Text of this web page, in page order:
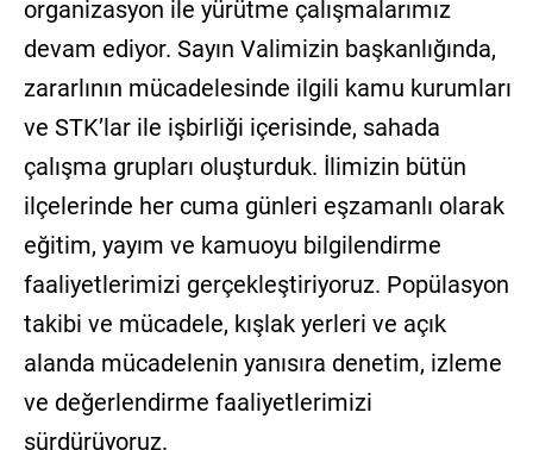
organizasyon ile yürütme çalışmalarımız
devam ediyor. Sayın Valimizin başkanlığında,
zararlının mücadelesinde ilgili kamu kurumları
ve STK’lar ile işbirliği içerisinde, sahada
çalışma grupları oluşturduk. İlimizin bütün
ilçelerinde her cuma günleri eşzamanlı olarak
eğitim, yayım ve kamuoyu bilgilendirme
faaliyetlerimizi gerçekleştiriyoruz. Popülasyon
takibi ve mücadele, kışlak yerleri ve açık
alanda mücadelenin yanısıra denetim, izleme
ve değerlendirme faaliyetlerimizi
sürdürüyoruz.